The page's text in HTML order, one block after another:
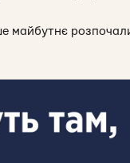
майбутнє